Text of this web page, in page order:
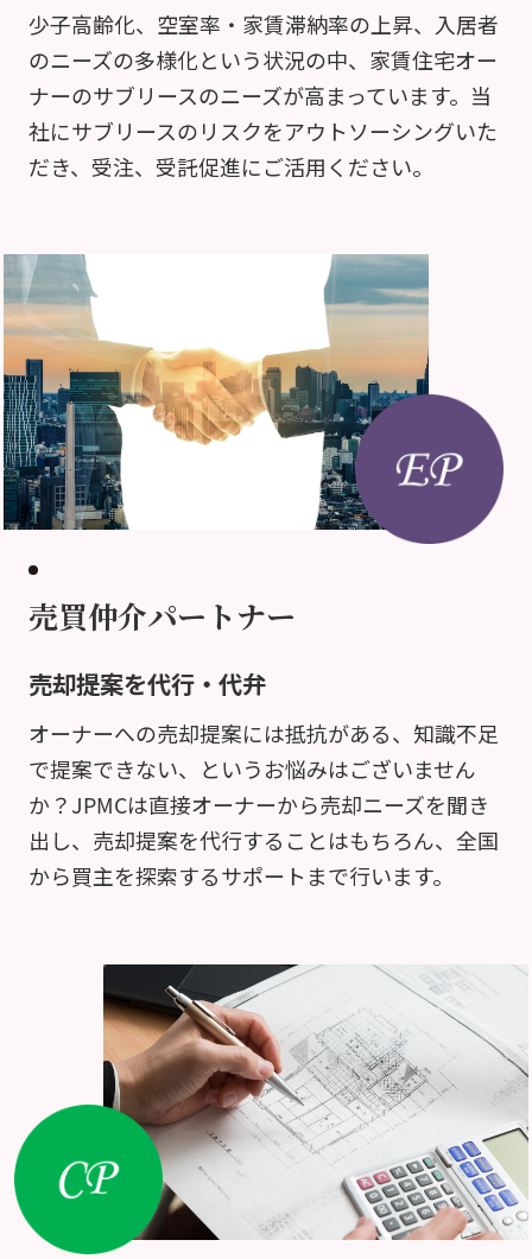
少子高齢化、空室率・家賃滞納率の上昇、入居者
のニーズの多様化という状況の中、家賃住宅オー
ナーのサブリースのニーズが高まっています。当
社にサブリースのリスクをアウトソーシングいた
だき、受注、受託促進にご活用ください。
売買仲介パートナー
売却提案を代行・代弁
オーナーへの売却提案には抵抗がある、知識不足
で提案できない、というお悩みはございません
か？JPMCは直接オーナーから売却ニーズを聞き
出し、売却提案を代行することはもちろん、全国
から買主を探索するサポートまで行います。